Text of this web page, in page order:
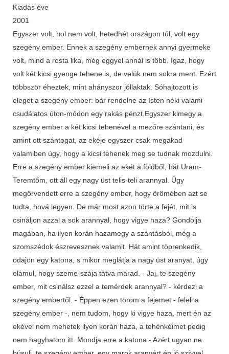
Kiadás éve
2001
Egyszer volt, hol nem volt, hetedhét országon túl, volt egy
szegény ember. Ennek a szegény embernek annyi gyermeke
volt, mind a rosta lika, még eggyel annál is több. Igaz, hogy
volt két kicsi gyenge tehene is, de velük nem sokra ment. Ezért
többször éheztek, mint ahányszor jóllaktak. Sóhajtozott is
eleget a szegény ember: bár rendelne az Isten néki valami
csudálatos úton-módon egy rakás pénzt.Egyszer kimegy a
szegény ember a két kicsi tehenével a mezőre szántani, és
amint ott szántogat, az ekéje egyszer csak megakad
valamiben úgy, hogy a kicsi tehenek meg se tudnak mozdulni.
Erre a szegény ember kiemeli az ekét a földből, hát Uram-
Teremtőm, ott áll egy nagy üst telis-teli arannyal. Úgy
megörvendett erre a szegény ember, hogy örömében azt se
tudta, hová legyen. De már most azon törte a fejét, mit is
csináljon azzal a sok arannyal, hogy vigye haza? Gondolja
magában, ha ilyen korán hazamegy a szántásból, még a
szomszédok észrevesznek valamit. Hát amint töprenkedik,
odajön egy katona, s mikor meglátja a nagy üst aranyat, úgy
elámul, hogy szeme-szája tátva marad. - Jaj, te szegény
ember, mit csinálsz ezzel a temérdek arannyal? - kérdezi a
szegény embertől. - Éppen ezen töröm a fejemet - feleli a
szegény ember -, nem tudom, hogy ki vigye haza, mert én az
ekével nem mehetek ilyen korán haza, a tehénkéimet pedig
nem hagyhatom itt. Mondja erre a katona:- Azért ugyan ne